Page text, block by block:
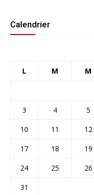
Calendrier
L M M
3
4 5
10
11 12
17
18 19
24
25 26
31